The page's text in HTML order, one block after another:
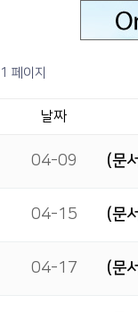
1 페이지
날짜
04-09 (문
04-15 (문
04-17 (문